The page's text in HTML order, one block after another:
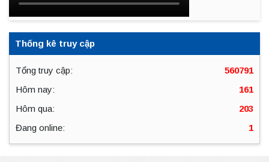
Thống kê truy cập
560791
Tổng truy cập:
161
Hôm nay:
203
Hôm qua:
1
Đang online: